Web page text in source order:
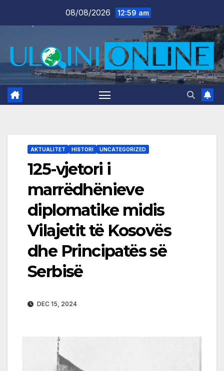
08/08/2026 12:59 am
AKTUALITET HISTORI UNCATEGORIZED
125-vjetori i
marrëdhënieve
diplomatike midis
Vilajetit të Kosovës
dhe Principatës së
Serbisë
DEC 15, 2024